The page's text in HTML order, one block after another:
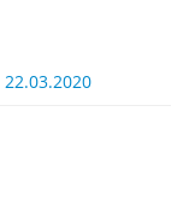
22.03.2020